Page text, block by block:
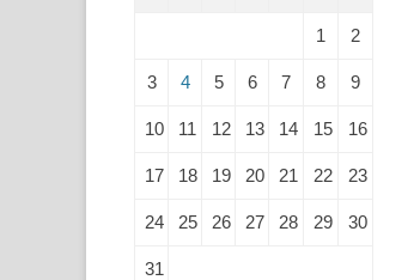
1 2
3 4 5 6 7 8 9
10 11 12 13 14 15 16
17 18 19 20 21 22 23
24 25 26 27 28 29 30
31